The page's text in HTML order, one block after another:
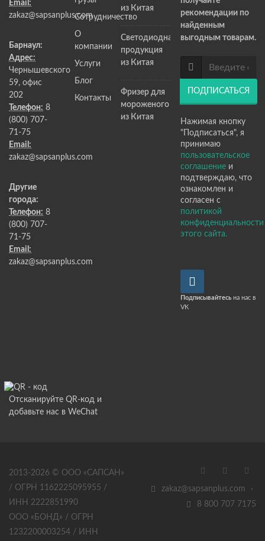
Email:
zakaz@sapsanplus.com
Барнаул:
Адрес:
Чернышевского
59, офис
202
Телефон: 8
(800) 707-
71-75
Email:
zakaz@sapsanplus.com
Другие
города:
Телефон: 8
(800) 707-
71-75
Email:
zakaz@sapsanplus.com
Сотрудничество
О
компании
Услуги
Блог
Контакты
из Китая
Светодиодная
продукция
из Китая
Фризер для
мороженого
из Китая
рекомендации по
найденным
выгодным товарам.
ПОДПИСАТЬСЯ
Нажимая кнопку
"Подписаться", я
принимаю
пользовательское
соглашениеи
подтверждаю, что
ознакомлен и
согласен с
политикой
конфиденциальности
этого сайта.
Подписывайтесьна нас в
VK
Отсканируйте QR-код и
добавьте нас в WeChat
2013-2026 © ООО «САПСАН»
/ ОГРН 1162225095955 /
ИНН 2222851990
ООО «БОНД» / ОГРН
1232200003254 / ИНН
zakaz@sapsanplus.com
·
8 800 707 7175